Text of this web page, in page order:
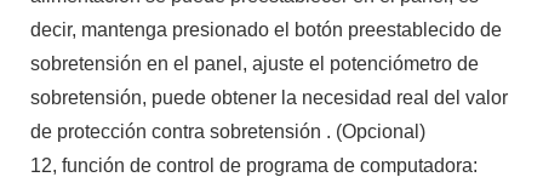
decir, mantenga presionado el botón preestablecido de
sobretensión en el panel, ajuste el potenciómetro de
sobretensión, puede obtener la necesidad real del valor
de protección contra sobretensión . (Opcional)
12, función de control de programa de computadora: